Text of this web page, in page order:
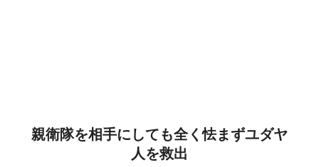
親衛隊を相手にしても全く怯まずユダヤ
人を救出